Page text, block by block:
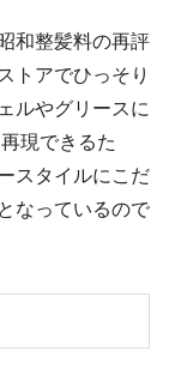
和整髪料の再評
トアでひっそり
ルやグリースに
現できるた
スタイルにこだ
なっているので